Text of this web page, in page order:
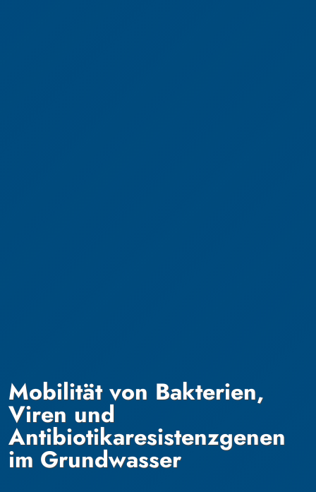
Mobilität von Bakterien,
Viren und
Antibiotikaresistenzgenen
im Grundwasser